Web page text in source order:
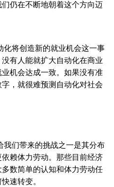
仍在不断地朝着这个方向迈
将创造新的就业机会这一事
有人能就扩大自动化在商业
机会达成一致。如果没有准
，就很难预测自动化对社会
们带来的挑战之一是其分布
赖体力劳动。那些目前经济
数简单的认知和体力劳动任
速转变。